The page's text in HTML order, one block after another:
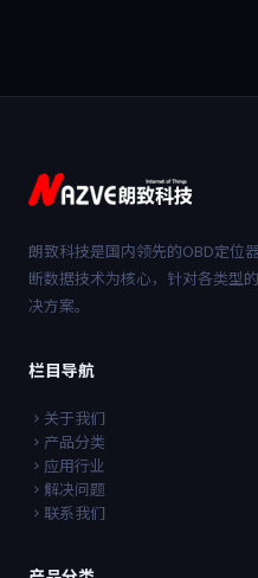
朗致科技是国内领先的OBD定位
断数据技术为核心，针对各类型
决方案。
栏目导航
关于我们
产品分类
应用行业
解决问题
联系我们